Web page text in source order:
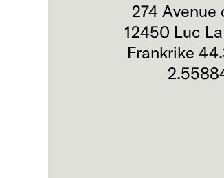
274 Avenue
12450 Luc
Frankrike